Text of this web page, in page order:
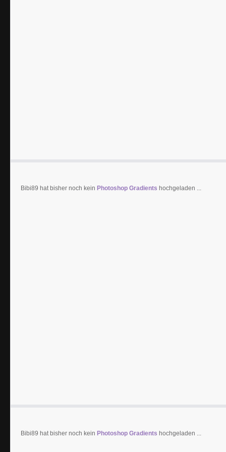
Bibi89 hat bisher noch kein Photoshop Gradients hochgeladen ...
Bibi89 hat bisher noch kein Photoshop Gradients hochgeladen ...